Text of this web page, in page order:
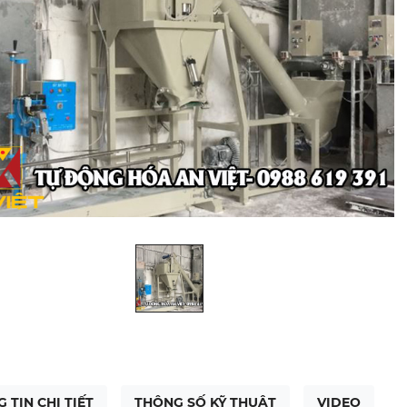
TIN CHI TIẾT THÔNG SỐ KỸ THUẬT VIDEO